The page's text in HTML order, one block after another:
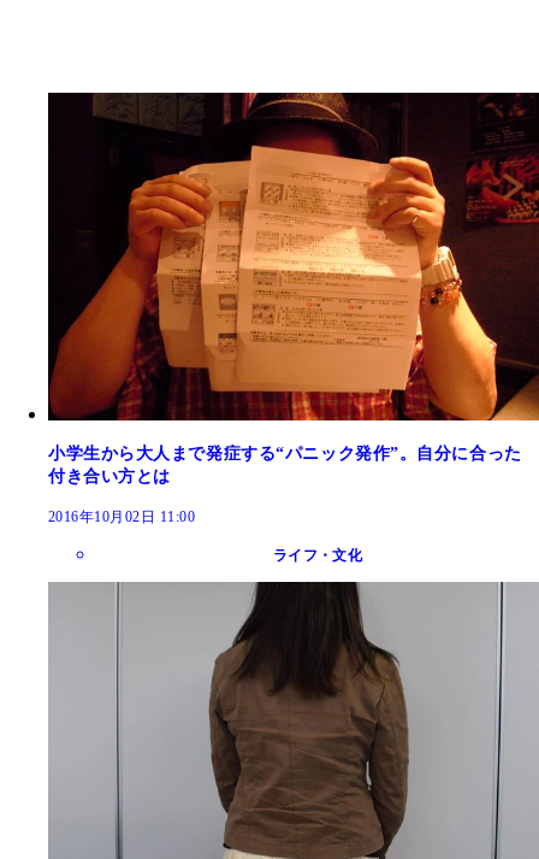
小学生から大人まで発症する“パニック発作”。自分に合った
付き合い方とは
2016年10月02日 11:00
ライフ・文化